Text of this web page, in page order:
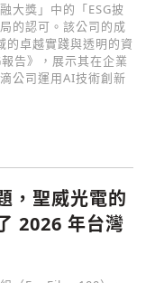
大獎」中的「ESG披
的認可。該公司的成
的卓越實踐與透明的資
告》，展示其在企業
公司運用AI技術創新
，聖威光電的
2026 年台灣